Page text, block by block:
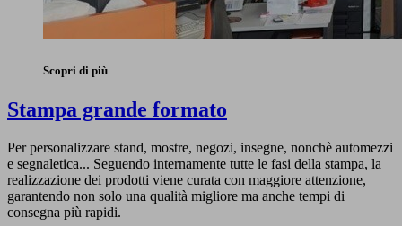
Scopri di più
Stampa grande formato
Per personalizzare stand, mostre, negozi, insegne, nonchè automezzi
e segnaletica... Seguendo internamente tutte le fasi della stampa, la
realizzazione dei prodotti viene curata con maggiore attenzione,
garantendo non solo una qualità migliore ma anche tempi di
consegna più rapidi.